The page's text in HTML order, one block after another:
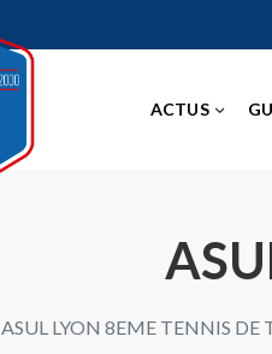
ACTUS
ASUL LYON 8EME TENNIS DE